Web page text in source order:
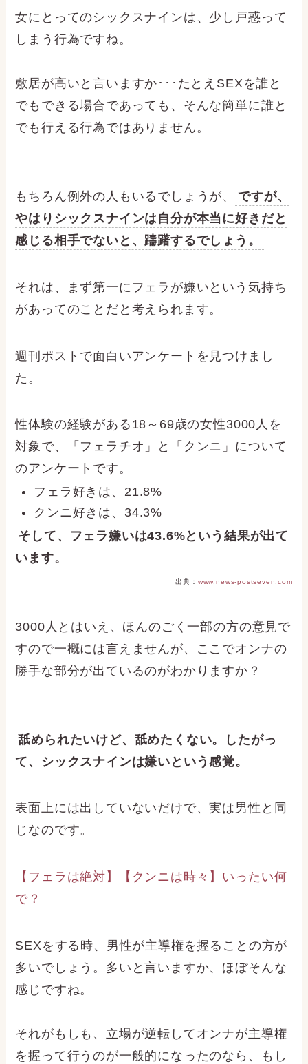
女にとってのシックスナインは、少し戸惑って
しまう行為ですね。
敷居が高いと言いますか･･･たとえSEXを誰と
でもできる場合であっても、そんな簡単に誰と
でも行える行為ではありません。
もちろん例外の人もいるでしょうが、
ですが、
やはりシックスナインは自分が本当に好きだと
感じる相手でないと、躊躇するでしょう。
それは、まず第一にフェラが嫌いという気持ち
があってのことだと考えられます。
週刊ポストで面白いアンケートを見つけまし
た。
性体験の経験がある18～69歳の女性3000人を
対象で、「フェラチオ」と「クンニ」について
のアンケートです。
フェラ好きは、21.8%
クンニ好きは、34.3%
そして、フェラ嫌いは43.6%という結果が出て
います。
出典： www.news-postseven.com
3000人とはいえ、ほんのごく一部の方の意見で
すので一概には言えませんが、ここでオンナの
勝手な部分が出ているのがわかりますか？
舐められたいけど、舐めたくない。したがっ
て、シックスナインは嫌いという感覚。
表面上には出していないだけで、実は男性と同
じなのです。
【フェラは絶対】【クンニは時々】いったい何
で？
SEXをする時、男性が主導権を握ることの方が
多いでしょう。多いと言いますか、ほぼそんな
感じですね。
それがもしも、立場が逆転してオンナが主導権
を握って行うのが一般的になったのなら、もし